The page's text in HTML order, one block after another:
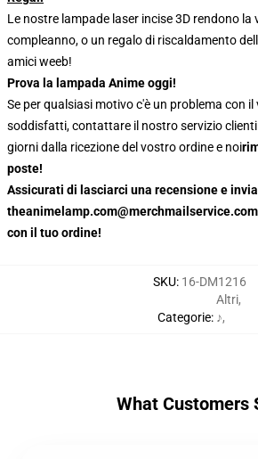
Le nostre lampade laser incise 3D rendono la
compleanno, o un regalo di riscaldamento
amici weeb!
Prova la lampada Anime oggi!
Se per qualsiasi motivo c'è un problema con
soddisfatti, contattare il nostro servizio
giorni dalla ricezione del vostro ordine e noi
poste!
Assicurati di lasciarci una recensione e
con il tuo ordine!
SKU: 16-DM1216
Categorie:
Altri,
♪,
What Customers